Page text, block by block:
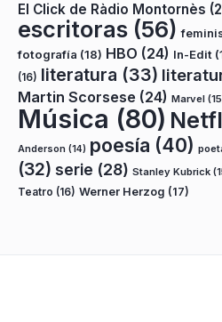
El Click de Ràdio Montornès
escritoras (56)
fotografía (18) HBO (24) In-Edit
(16) literatura (33)
Martin Scorsese (24) Marvel
Música (80)
Anderson (14) poesía (40)
(32) serie (28) Stanley Kubrick
Teatro (16) Werner Herzog (17)